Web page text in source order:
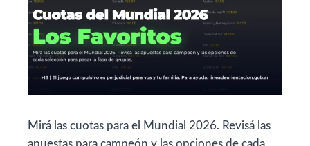
Mirá las cuotas para el Mundial 2026. Revisá las
apuestas para campeón y las opciones de cada